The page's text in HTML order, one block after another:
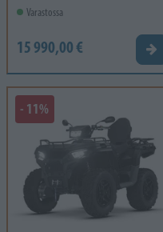
Varastossa
15 990,00 €
- 11%